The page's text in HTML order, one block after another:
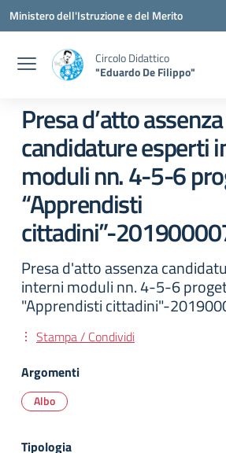
Vai ai contenuti
Vai al menu di navigazione
Vai al footer
Ministero dell'Istruzione e del Merito
Circolo Didattico
"Eduardo De Filippo"
Presa d’atto assenza
candidature esperti
moduli nn. 4-5-6
“Apprendisti
cittadini”-
Presa d'atto assenza
interni moduli nn. 4-5-6
"Apprendisti cittadini"-
Stampa / Condividi
Argomenti
Albo
Tipologia